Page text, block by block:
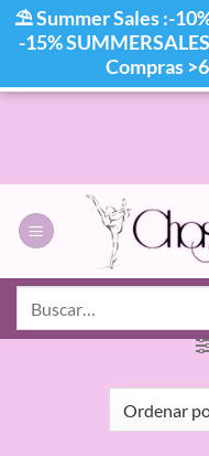
INICIO /
⛱ Summer Sales :-
-15%
Compras